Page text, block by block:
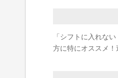
「シフトに入れな
方に特にオススメ